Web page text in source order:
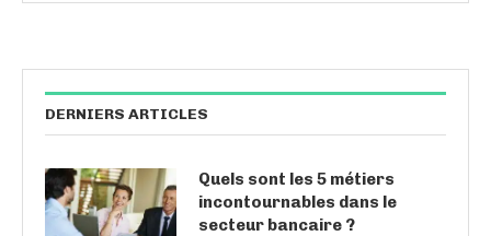
DERNIERS ARTICLES
Quels sont les 5 métiers
incontournables dans le
secteur bancaire ?